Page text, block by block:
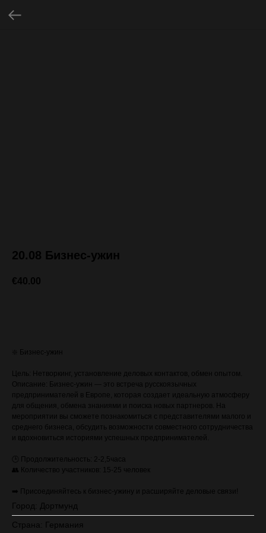
20.08 Бизнес-ужин
€40.00
❇️ Бизнес-ужин
Цель: Нетворкинг, установление деловых контактов, обмен опытом.
Описание: Бизнес-ужин — это встреча русскоязычных
предпринимателей в Европе, которая создает идеальную атмосферу
для общения, обмена знаниями и поиска новых партнеров. На
мероприятии вы сможете познакомиться с представителями малого и
среднего бизнеса, обсудить возможности совместного сотрудничества
и вдохновиться историями успешных предпринимателей.
🕒 Продолжительность: 2-2,5часа
👥 Количество участников: 15-25 человек
➡️ Присоединяйтесь к бизнес-ужину и расширяйте деловые связи!
Город: Дортмунд
Страна: Германия